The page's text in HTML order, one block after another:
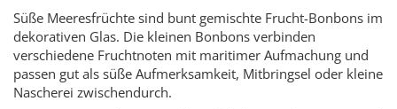
Süße Meeresfrüchte sind bunt gemischte Frucht-Bonbons im
dekorativen Glas. Die kleinen Bonbons verbinden
verschiedene Fruchtnoten mit maritimer Aufmachung und
passen gut als süße Aufmerksamkeit, Mitbringsel oder kleine
Nascherei zwischendurch.